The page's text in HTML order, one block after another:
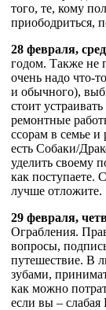
того, те, кому
приободриться,
28 февраля,
годом. Также не
очень надо что-
и обычного),
стоит
ремонтные
ссорам в семье
есть Собаки/
уделить своему
как поступаете.
лучше отложите.
29 февраля,
Ограбления.
вопросы,
путешествие. В
зубами,
как можно
если вы – слабая